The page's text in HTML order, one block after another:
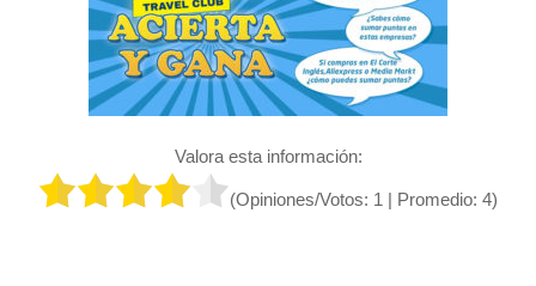
Valora esta información:
(Opiniones/Votos: 1 | Promedio: 4)